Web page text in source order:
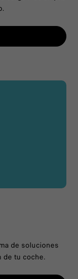
de soluciones
de tu coche.